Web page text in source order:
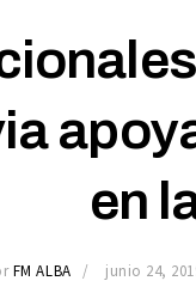
en
FM ALBA junio 24,